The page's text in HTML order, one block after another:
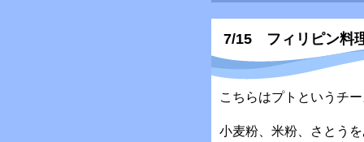
7/15 フィリピン料
こちらはプトというチ
小麦粉、米粉、さとう